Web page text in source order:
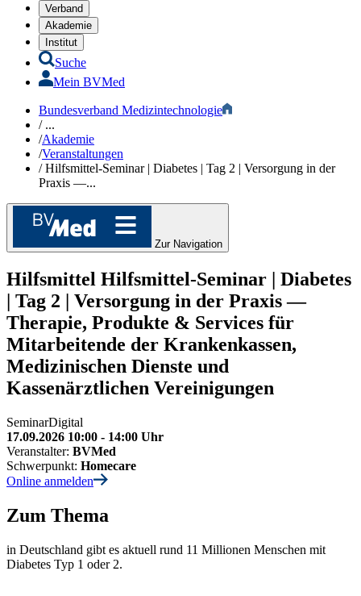
Verband
Akademie
Institut
Suche
Mein BVMed
Bundesverband Medizintechnologie
/...
/Akademie
/Veranstaltungen
/Hilfsmittel-Seminar | Diabetes | Tag 2 | Versorgung in der
Praxis —...
Zur Navigation
Hilfsmittel Hilfsmittel-Seminar | Diabetes
| Tag 2 | Versorgung in der Praxis —
Therapie, Produkte & Services für
Mitarbeitende der Krankenkassen,
Medizinischen Dienste und
Kassenärztlichen Vereinigungen
SeminarDigital
17.09.2026 10:00 - 14:00 Uhr
Veranstalter: BVMed
Schwerpunkt: Homecare
Online anmelden
Zum Thema
in Deutschland gibt es aktuell rund 11 Millionen Menschen mit
Diabetes Typ 1 oder 2.